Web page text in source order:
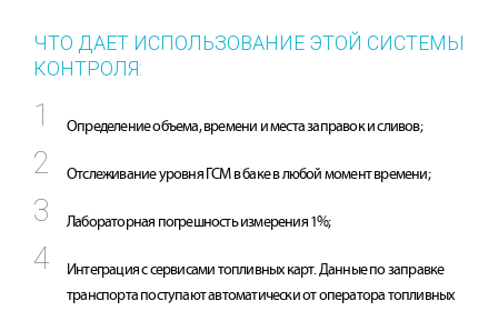
ЧТО ДАЕТ ИСПОЛЬЗОВАНИЕ ЭТОЙ СИСТЕМЫ
КОНТРОЛЯ:
Определение объема, времени и места заправок и сливов;
Отслеживание уровня ГСМ в баке в любой момент времени;
Лабораторная погрешность измерения 1%;
Интеграция с сервисами топливных карт. Данные по заправке
транспорта поступают автоматически от оператора топливных